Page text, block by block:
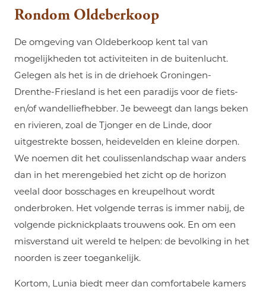
Rondom Oldeberkoop
De omgeving van Oldeberkoop kent tal van
mogelijkheden tot activiteiten in de buitenlucht.
Gelegen als het is in de driehoek Groningen-
Drenthe-Friesland is het een paradijs voor de fiets-
en/of wandelliefhebber. Je beweegt dan langs beken
en rivieren, zoal de Tjonger en de Linde, door
uitgestrekte bossen, heidevelden en kleine dorpen.
We noemen dit het coulissenlandschap waar anders
dan in het merengebied het zicht op de horizon
veelal door bosschages en kreupelhout wordt
onderbroken. Het volgende terras is immer nabij, de
volgende picknickplaats trouwens ook. En om een
misverstand uit wereld te helpen: de bevolking in het
noorden is zeer toegankelijk.
Kortom, Lunia biedt meer dan comfortabele kamers